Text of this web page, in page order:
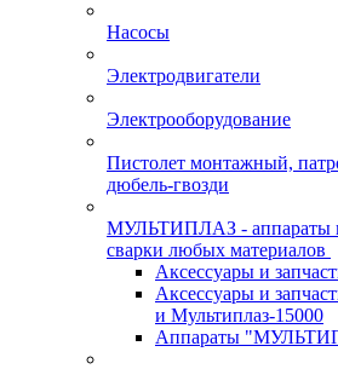
Насосы
Электродвигатели
Электрооборудование
Пистолет монтажный,
дюбель-гвозди
МУЛЬТИПЛАЗ - аппараты
сварки любых материалов
Аксессуары и
Аксессуары и
и Мультиплаз-15000
Аппараты